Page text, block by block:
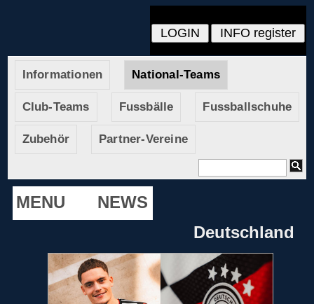
Informationen National-Teams
Club-Teams Fussbälle Fussballschuhe
Zubehör Partner-Vereine
MENU
NEWS
Deutschland